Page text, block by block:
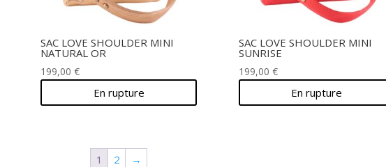
SAC LOVE SHOULDER MINI
NATURAL OR
199,00 €
En rupture
SAC LOVE SHOULDER MINI
SUNRISE
199,00 €
En rupture
1 2 →